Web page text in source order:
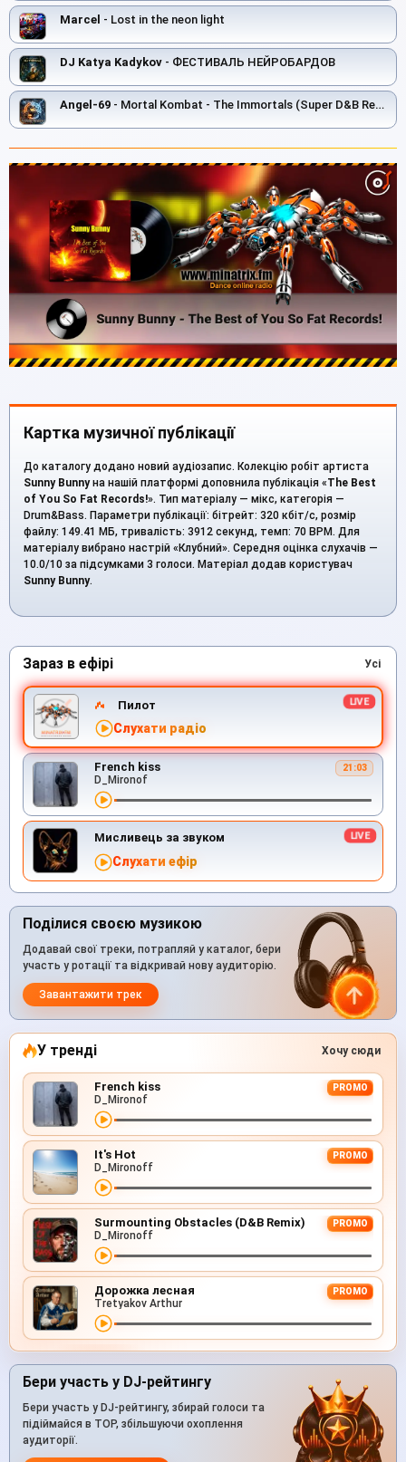
Marcel - Lost in the neon light
DJ Katya Kadykov - ФЕСТИВАЛЬ НЕЙРОБАРДОВ
Angel-69 - Mortal Kombat - The Immortals (Super D&B Remix by Angel-69)
Картка музичної публікації
До каталогу додано новий аудіозапис. Колекцію робіт артиста
Sunny Bunnyна нашій платформі доповнила публікація «The Best
of You So Fat Records!». Тип матеріалу — мікс, категорія —
Drum&Bass. Параметри публікації: бітрейт: 320 кбіт/с, розмір
файлу: 149.41 МБ, тривалість: 3912 секунд, темп: 70 BPM. Для
матеріалу вибрано настрій «Клубний». Середня оцінка слухачів —
10.0/10 за підсумками 3 голоси. Матеріал додав користувач
Sunny Bunny.
Зараз в ефірі Усі
Пилот
Слухати радіо
French kiss 21:03
D_Mironof
Мисливець за звуком
Слухати ефір
Поділися своєю музикою
Додавай свої треки, потрапляй у каталог, бери
участь у ротації та відкривай нову аудиторію.
Завантажити трек
У тренді Хочу сюди
French kiss PROMO
D_Mironof
It's Hot PROMO
D_Mironoff
Surmounting Obstacles (D&B Remix) PROMO
D_Mironoff
Дорожка лесная PROMO
Tretyakov Arthur
Бери участь у DJ-рейтингу
Бери участь у DJ-рейтингу, збирай голоси та
підіймайся в TOP, збільшуючи охоплення
аудиторії.